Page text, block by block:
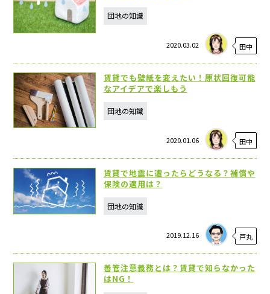
団地の知識
田中
2020.03.02
賃貸でも壁紙を変えたい！原状回復可能
なアイデアで楽しもう
団地の知識
田中
2020.01.06
賃貸で地震に遭ったらどうなる？補償や
保険の適用は？
団地の知識
戸丸
2019.12.16
善管注意義務とは？賃貸で知らなかった
はNG！